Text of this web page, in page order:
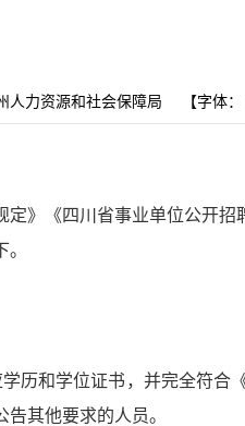
人力资源和社会保障局 【字体：
》《四川省事业单位公开
历和学位证书，并完全符合
其他要求的人员。